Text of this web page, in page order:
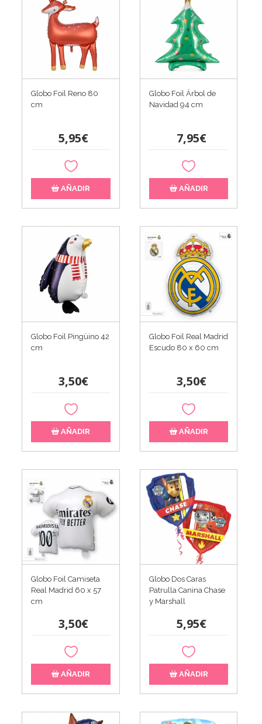
Globo Foil Reno 80
cm
5,95€
AÑADIR
Globo Foil Árbol de
Navidad 94 cm
7,95€
AÑADIR
Globo Foil Pingüino 42
cm
3,50€
AÑADIR
Globo Foil Real Madrid
Escudo 80 x 60 cm
3,50€
AÑADIR
Globo Foil Camiseta
Real Madrid 60 x 57
cm
3,50€
AÑADIR
Globo Dos Caras
Patrulla Canina Chase
y Marshall
5,95€
AÑADIR